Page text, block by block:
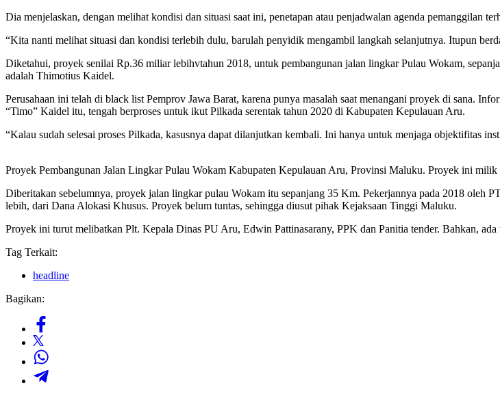
Dia menjelaskan, dengan melihat kondisi dan situasi saat ini, penetapan atau penjadwalan agenda pemanggilan
“Kita nanti melihat situasi dan kondisi terlebih dulu, barulah penyidik mengambil langkah selanjutnya. Itupun
Diketahui, proyek senilai Rp.36 miliar lebihvtahun 2018, untuk pembangunan jalan lingkar Pulau Wokam,
adalah Thimotius Kaidel.
Perusahaan ini telah di black list Pemprov Jawa Barat, karena punya masalah saat menangani proyek di sana.
“Timo” Kaidel itu, tengah berproses untuk ikut Pilkada serentak tahun 2020 di Kabupaten Kepulauan Aru.
“Kalau sudah selesai proses Pilkada, kasusnya dapat dilanjutkan kembali. Ini hanya untuk menjaga objektifitas
Proyek Pembangunan Jalan Lingkar Pulau Wokam Kabupaten Kepulauan Aru, Provinsi Maluku. Proyek ini
Diberitakan sebelumnya, proyek jalan lingkar pulau Wokam itu sepanjang 35 Km. Pekerjannya pada 2018 oleh
lebih, dari Dana Alokasi Khusus. Proyek belum tuntas, sehingga diusut pihak Kejaksaan Tinggi Maluku.
Proyek ini turut melibatkan Plt. Kepala Dinas PU Aru, Edwin Pattinasarany, PPK dan Panitia tender. Bahkan,
Tag Terkait:
headline
Bagikan: